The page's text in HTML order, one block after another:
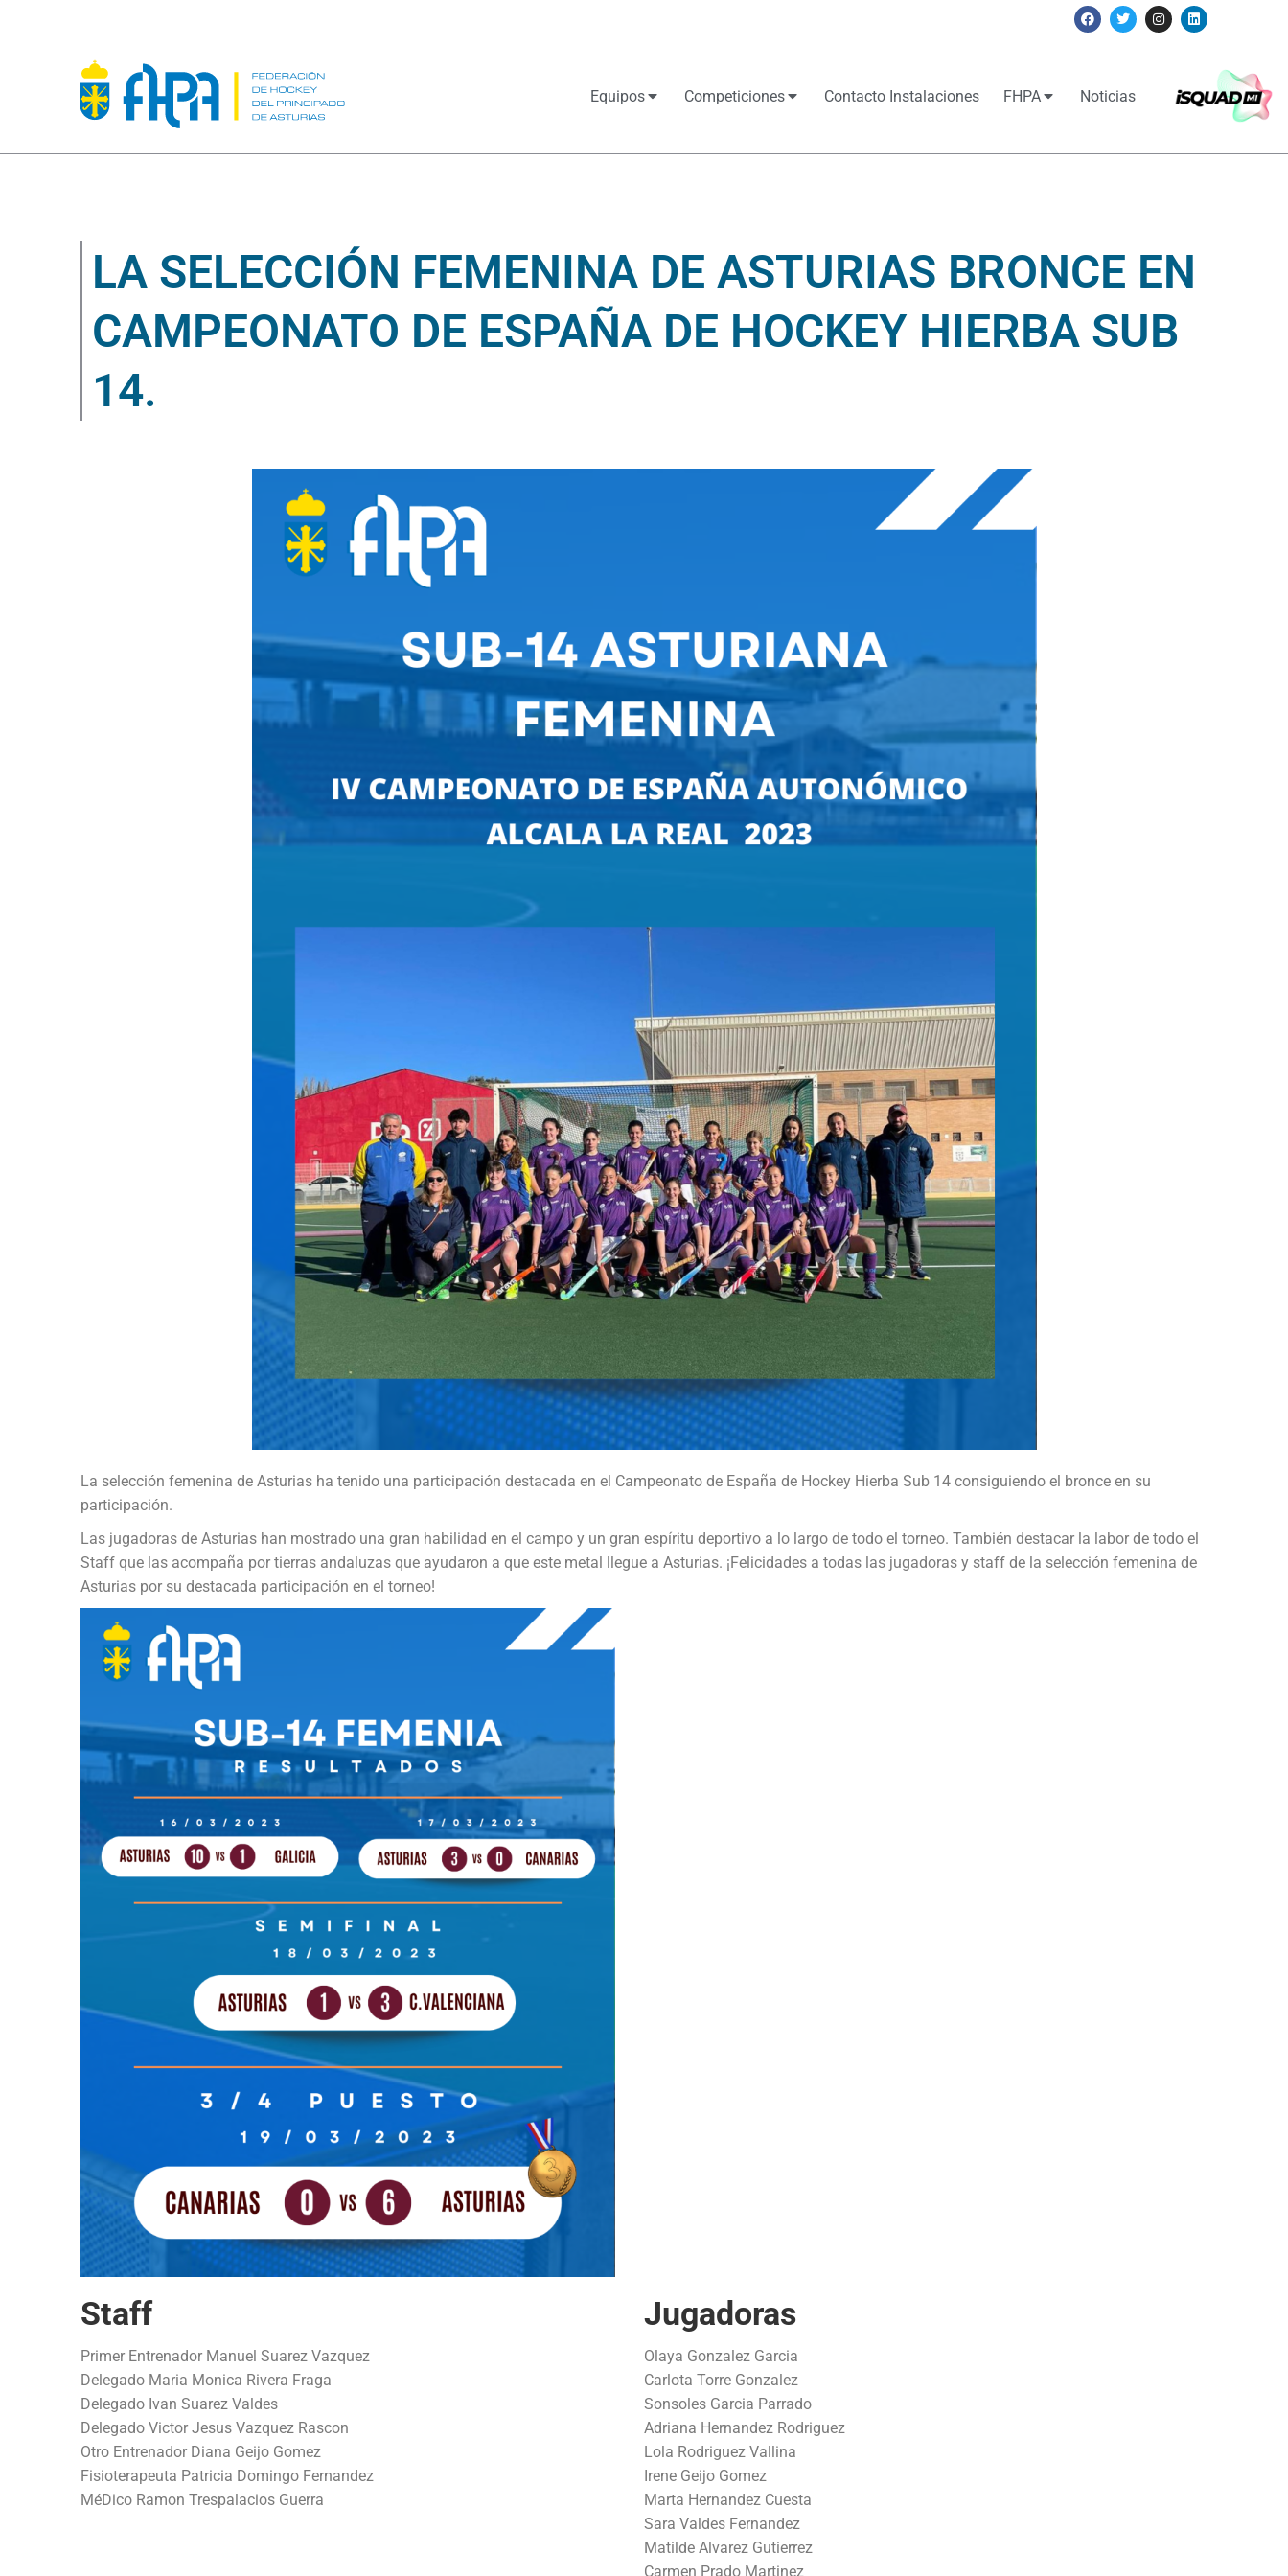
Equipos Competiciones Contacto Instalaciones FHPA Noticias
LA SELECCIÓN FEMENINA DE ASTURIAS BRONCE EN
CAMPEONATO DE ESPAÑA DE HOCKEY HIERBA SUB
14.
La selección femenina de Asturias ha tenido una participación destacada en el Campeonato de España de Hockey Hierba Sub 14 consiguiendo el bronce en su
participación.
Las jugadoras de Asturias han mostrado una gran habilidad en el campo y un gran espíritu deportivo a lo largo de todo el torneo. También destacar la labor de todo el
Staff que las acompaña por tierras andaluzas que ayudaron a que este metal llegue a Asturias. ¡Felicidades a todas las jugadoras y staff de la selección femenina de
Asturias por su destacada participación en el torneo!
Staff
Primer Entrenador Manuel Suarez Vazquez
Delegado Maria Monica Rivera Fraga
Delegado Ivan Suarez Valdes
Delegado Victor Jesus Vazquez Rascon
Otro Entrenador Diana Geijo Gomez
Fisioterapeuta Patricia Domingo Fernandez
MéDico Ramon Trespalacios Guerra
Jugadoras
Olaya Gonzalez Garcia
Carlota Torre Gonzalez
Sonsoles Garcia Parrado
Adriana Hernandez Rodriguez
Lola Rodriguez Vallina
Irene Geijo Gomez
Marta Hernandez Cuesta
Sara Valdes Fernandez
Matilde Alvarez Gutierrez
Carmen Prado Martinez